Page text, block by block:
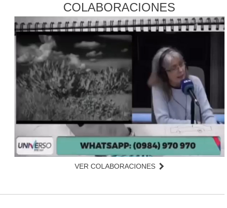
COLABORACIONES
VER COLABORACIONES